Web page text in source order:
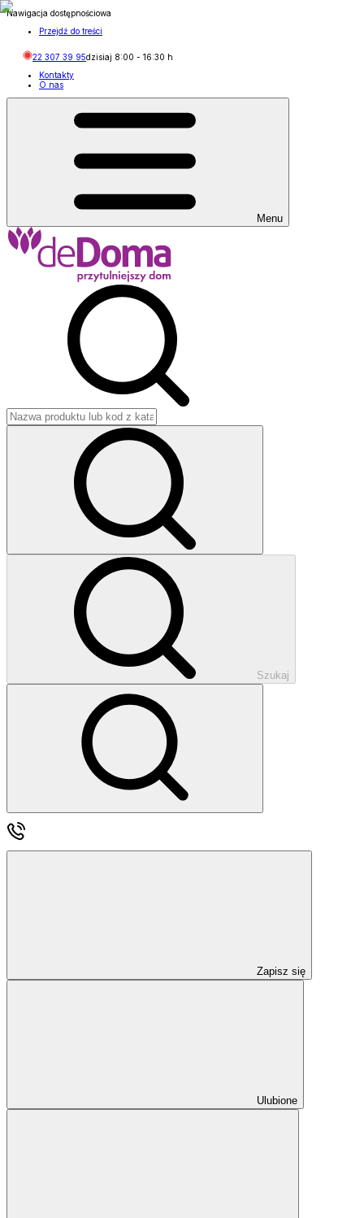
Nawigacja dostępnościowa
Przejdź do treści
22 307 39 95dzisiaj 8:00 - 16:30 h
Kontakty
O nas
Menu
Szukaj
Zapisz się
Ulubione